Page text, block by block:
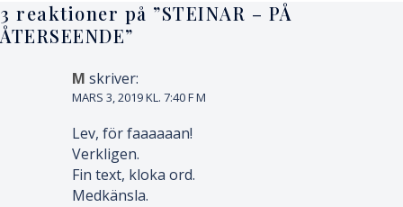
3 reaktioner på ”STEINAR – PÅ
ÅTERSEENDE”
M skriver:
MARS 3, 2019 KL. 7:40 F M
Lev, för faaaaaan!
Verkligen.
Fin text, kloka ord.
Medkänsla.